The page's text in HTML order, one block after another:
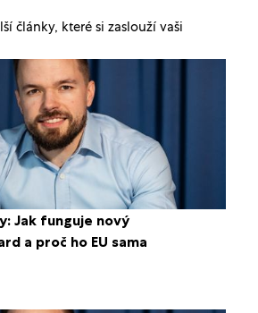
články, které si zaslouží vaši
Jak funguje nový
a proč ho EU sama